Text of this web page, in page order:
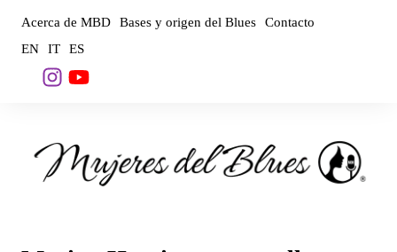
contenido
Acerca de MBD Bases y origen del Blues
Contacto
EN
IT ES